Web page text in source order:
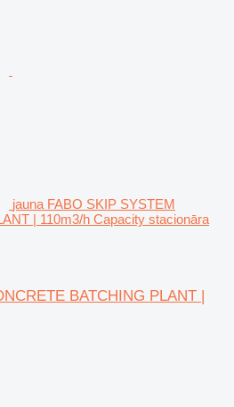
jauna FABO SKIP SYSTEM
| 110m3/h Capacity stacionāra
BATCHING PLANT |